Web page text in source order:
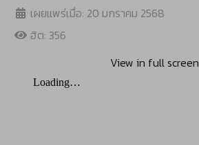
เผยแพร่เมื่อ: 20 มกราคม 2568
ฮิต: 356
View in full screen